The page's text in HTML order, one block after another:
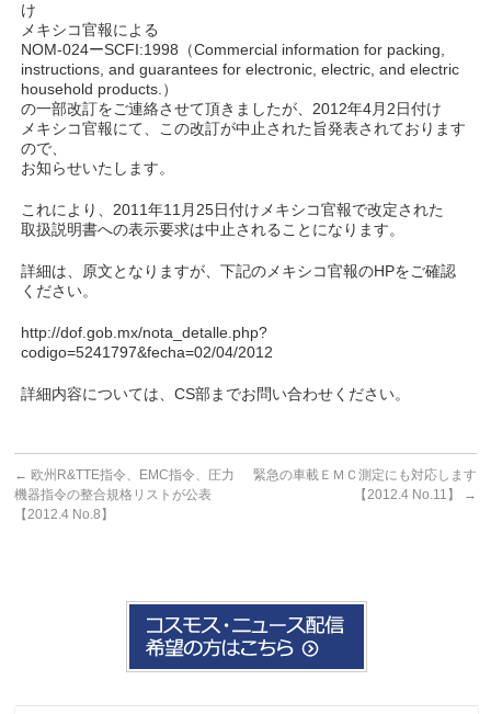
け
メキシコ官報による
NOM-024ーSCFI:1998（Commercial information for packing,
instructions, and guarantees for electronic, electric, and electric
household products.）
の一部改訂をご連絡させて頂きましたが、2012年4月2日付け
メキシコ官報にて、この改訂が中止された旨発表されております
ので、
お知らせいたします。
これにより、2011年11月25日付けメキシコ官報で改定された
取扱説明書への表示要求は中止されることになります。
詳細は、原文となりますが、下記のメキシコ官報のHPをご確認
ください。
http://dof.gob.mx/nota_detalle.php?
codigo=5241797&fecha=02/04/2012
詳細内容については、CS部までお問い合わせください。
← 欧州R&TTE指令、EMC指令、圧力
機器指令の整合規格リストが公表
【2012.4 No.8】
緊急の車載ＥＭＣ測定にも対応します
【2012.4 No.11】
→